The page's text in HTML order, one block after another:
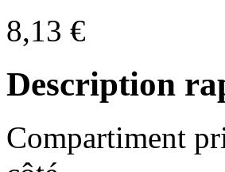
8,13 €
Description
Compartiment